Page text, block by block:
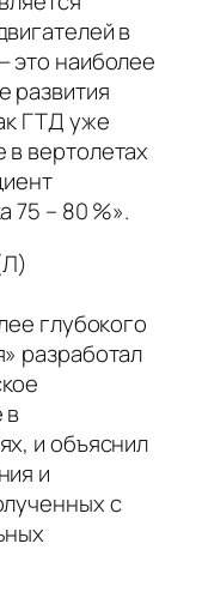
в
это наиболее
развития
ГТД уже
вертолетах
75 – 80 %».
глубокого
разработал
в
и объяснил
и
с